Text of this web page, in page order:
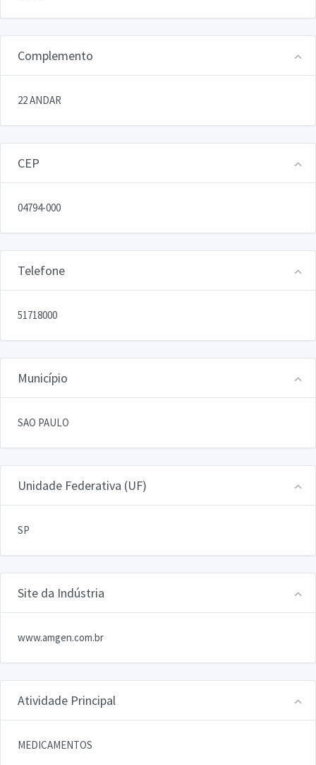
Complemento
22 ANDAR
CEP
04794-000
Telefone
51718000
Município
SAO PAULO
Unidade Federativa (UF)
SP
Site da Indústria
www.amgen.com.br
Atividade Principal
MEDICAMENTOS